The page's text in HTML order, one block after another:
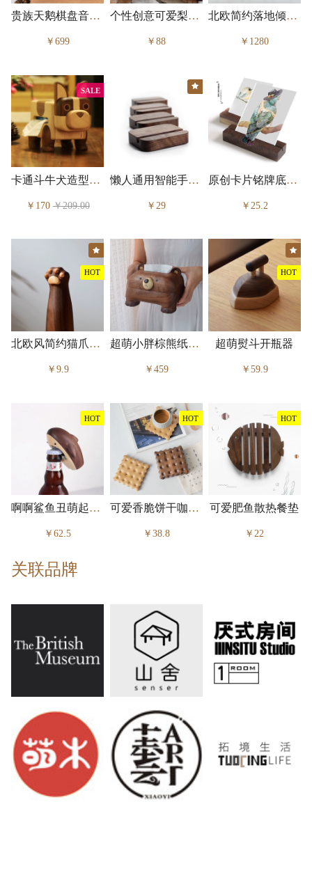
贵族天鹅棋盘音乐盒
￥699
个性创意可爱梨子牙签盒摆件
￥88
北欧简约落地倾斜衣帽架
￥1280
卡通斗牛犬造型纸巾抽纸收纳盒
￥170 ￥209.00
SALE
懒人通用智能手机支架底座
￥29
★
原创卡片铭牌底座照片展示夹
￥25.2
北欧风简约猫爪纸巾收纳架
￥9.9
★
HOT
超萌小胖棕熊纸巾盒
￥459
超萌熨斗开瓶器
￥59.9
★
HOT
啊啊鲨鱼丑萌起瓶器
￥62.5
HOT
可爱香脆饼干咖啡杯垫
￥38.8
HOT
可爱肥鱼散热餐垫
￥22
HOT
关联品牌